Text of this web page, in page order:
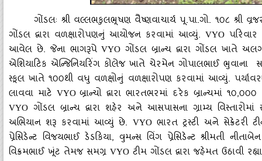
ગોંડલઃ શ્રી વલ્લભકુલભૂષણ વૈષ્‍ણવાચાર્ય પૂ.પા.ગો. ૧૦૮ શ્રી
ગોંડલ દ્વારા વળક્ષારોપણનું આયોજન કરવામાં આવ્‍યું. VYOપરિવાર
આવેલ છે. જેના ભાગરૂપેVYO ગોંડલ બ્રાન્‍ચ દ્વારા ગોંડલ ખાતે
એશિયાટિક એન્‍જિનિયરિંગ કોલેજ ખાતે ચેરમેન ગોપાલભાઈ ભુવાના
સ્‍કૂલ ખાતે ૧૦૦થી વધુ વળક્ષોનું વળક્ષારોપણ કરવામાં આવ્‍યું.
લાવવા માટેVYOબ્રાન્‍ચો દ્વારા ભારતભરમાં દરેક બ્રાન્‍ચમાં ૧૦,૦૦૦
VYO ગોંડલ બ્રાન્‍ચ દ્વારા શહેર અને આસપાસના ગ્રામ્‍ય વિસ્‍તારોમાં
અભિયાન શરૂ કરવામાં આવ્‍યું છે.
VYOભારત ટ્રસ્‍ટી અને સેક્રેટરી
પ્રેસિડેન્‍ટ વિજયભાઈ ડેડકિયા, વુમન્‍સ વિંગ પ્રેસિડેન્‍ટ શ્રીમતી
વિક્રમભાઈ ખૂંટ તેમજ સમગ્ર VYO ટીમ ગોંડલ દ્વારા જહેમત ઉઠાવી